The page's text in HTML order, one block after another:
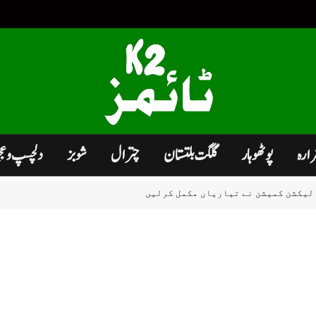
پوٹھوہار گلگت بلتستان چترال شوبز دلچسپ و
کمیشن نے تیاریاں مکمل کرلیں